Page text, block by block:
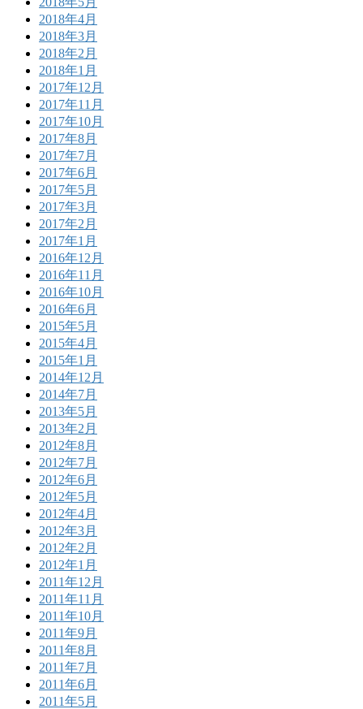
2018年4月
2018年3月
2018年2月
2018年1月
2017年12月
2017年11月
2017年10月
2017年8月
2017年7月
2017年6月
2017年5月
2017年3月
2017年2月
2017年1月
2016年12月
2016年11月
2016年10月
2016年6月
2015年5月
2015年4月
2015年1月
2014年12月
2014年7月
2013年5月
2013年2月
2012年8月
2012年7月
2012年6月
2012年5月
2012年4月
2012年3月
2012年2月
2012年1月
2011年12月
2011年11月
2011年10月
2011年9月
2011年8月
2011年7月
2011年6月
2011年5月